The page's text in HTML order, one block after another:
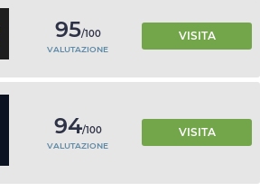
95/100
VALUTAZIONE
VISITA
94/100
VALUTAZIONE
VISITA